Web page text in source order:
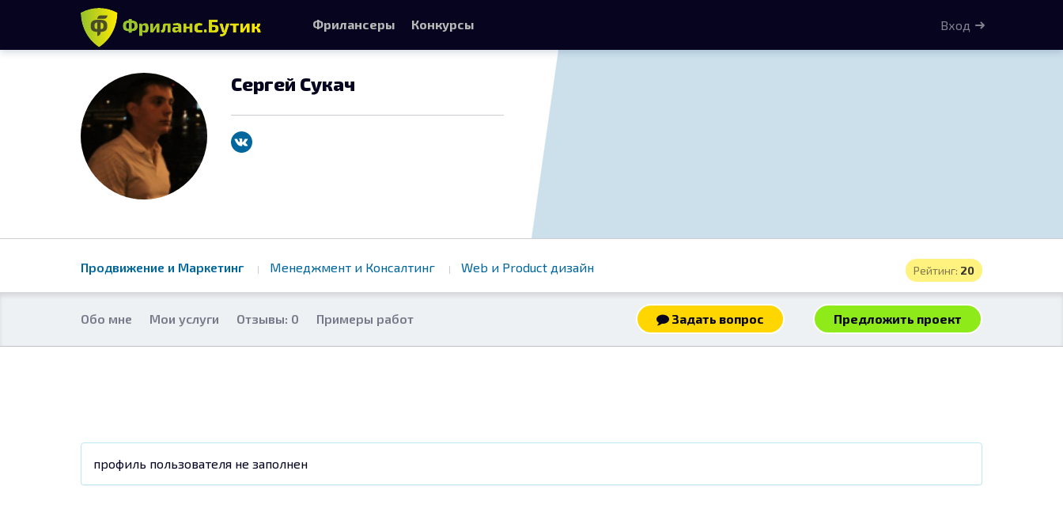
Сергей Сукач
Рейтинг: 20
Продвижение и Маркетинг Менеджмент и Консалтинг Web и Product дизайн
Обо мне Мои услуги Отзывы: 0 Примеры работ Задать вопрос Предложить проект
профиль пользователя не заполнен
Фрилансеры Конкурсы Вход